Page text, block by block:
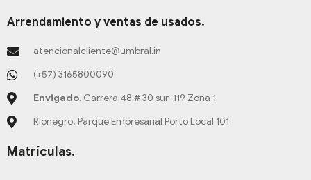
Arrendamiento y ventas de usados.
atencionalcliente@umbral.in
(+57) 3165800090
Envigado. Carrera 48 # 30 sur-119 Zona 1
Rionegro, Parque Empresarial Porto Local 101
Matrículas.